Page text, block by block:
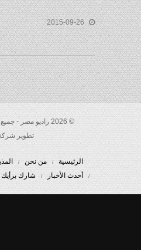
2015-09-26
© 2026 راديو مصر - جميع الحقوق محفوظة. |
تطوير شركة
الرئيسية من نحن
المذيعون
أحدث الأخبار
شارك برأيك إتصل بنا